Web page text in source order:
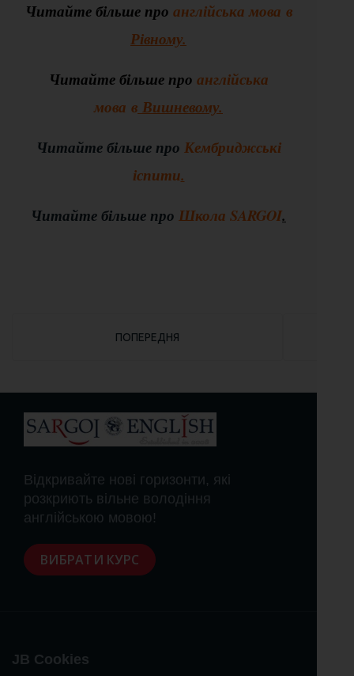
Читайте більше про англійська мова в
Рівному.
Читайте більше про англійська
мова в Вишневому.
Читайте більше про Кембриджські
іспити.
Читайте більше про Школа SARGOI.
ПОПЕРЕДНЯ СТАТТЯ: ШКОЛА SPEAK & GO
ПОПЕРЕДНЯ
Відкривайте нові горизонти, які
розкриють вільне володіння
англійською мовою!
ВИБРАТИ КУРС
JB Cookies